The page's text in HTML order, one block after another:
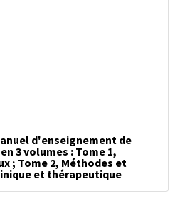
d'enseignement de
3 volumes : Tome 1,
; Tome 2, Méthodes et
et thérapeutique